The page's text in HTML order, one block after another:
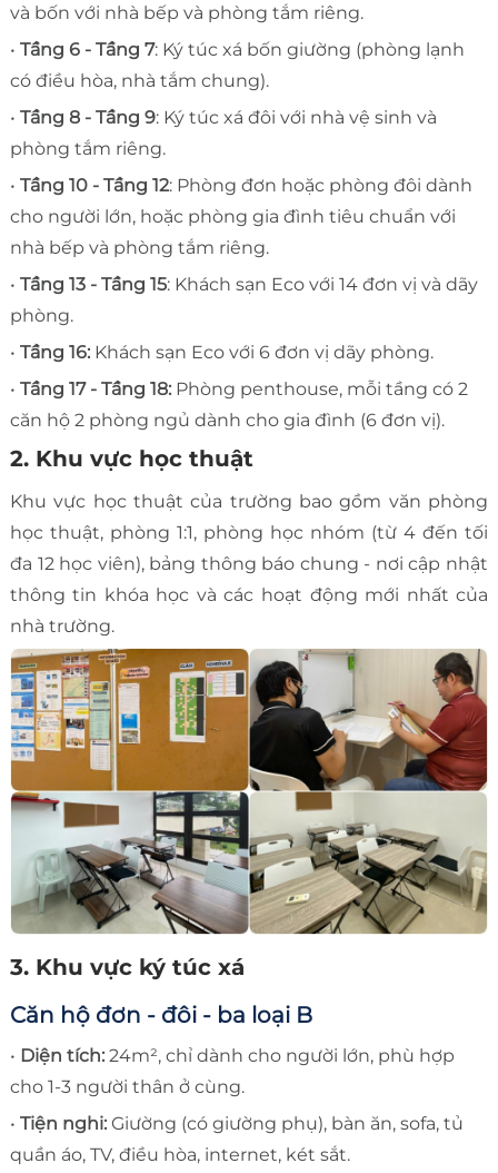
và bốn với nhà bếp và phòng tắm riêng.
• Tầng 6 - Tầng 7: Ký túc xá bốn giường (phòng lạnh
có điều hòa, nhà tắm chung).
• Tầng 8 - Tầng 9: Ký túc xá đôi với nhà vệ sinh và
phòng tắm riêng.
• Tầng 10 - Tầng 12: Phòng đơn hoặc phòng đôi dành
cho người lớn, hoặc phòng gia đình tiêu chuẩn với
nhà bếp và phòng tắm riêng.
• Tầng 13 - Tầng 15: Khách sạn Eco với 14 đơn vị và dãy
phòng.
• Tầng 16:Khách sạn Eco với 6 đơn vị dãy phòng.
• Tầng 17 - Tầng 18:Phòng penthouse, mỗi tầng có 2
căn hộ 2 phòng ngủ dành cho gia đình (6 đơn vị).
2. Khu vực học thuật
Khu vực học thuật của trường bao gồm văn phòng
học thuật, phòng 1:1, phòng học nhóm (từ 4 đến tối
đa 12 học viên), bảng thông báo chung - nơi cập nhật
thông tin khóa học và các hoạt động mới nhất của
nhà trường.
3. Khu vực ký túc xá
Căn hộ đơn - đôi - ba loại B
• Diện tích: 24m², chỉ dành cho người lớn, phù hợp
cho 1-3 người thân ở cùng.
• Tiện nghi:Giường (có giường phụ), bàn ăn, sofa, tủ
quần áo, TV, điều hòa, internet, két sắt.